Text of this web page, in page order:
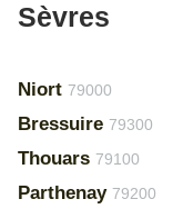
Sèvres
Niort 79000
Bressuire 79300
Thouars 79100
Parthenay 79200